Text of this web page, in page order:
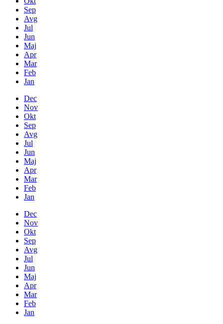
Sep
Avg
Jul
Jun
Maj
Apr
Mar
Feb
Jan
Dec
Nov
Okt
Sep
Avg
Jul
Jun
Maj
Apr
Mar
Feb
Jan
Dec
Nov
Okt
Sep
Avg
Jul
Jun
Maj
Apr
Mar
Feb
Jan